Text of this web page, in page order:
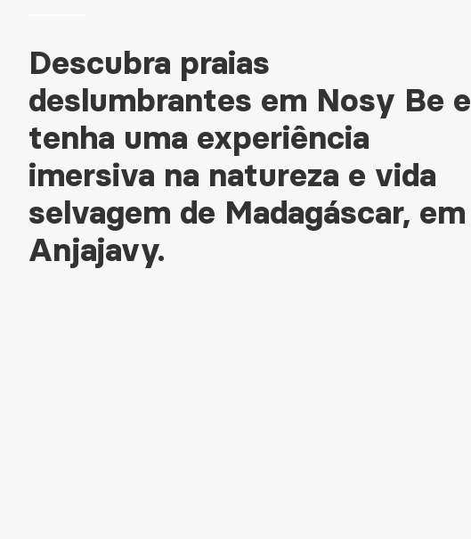
Descubra praias
deslumbrantes em Nosy Be e
tenha uma experiência
imersiva na natureza e vida
selvagem de Madagáscar, em
Anjajavy.